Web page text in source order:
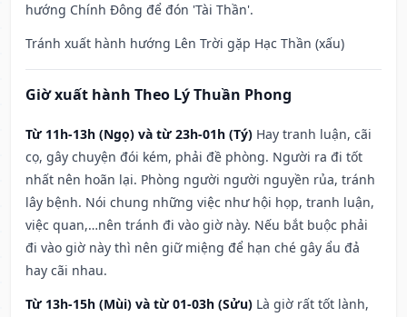
hướng Chính Đông để đón 'Tài Thần'.
Tránh xuất hành hướng Lên Trời gặp Hạc Thần (xấu)
Giờ xuất hành Theo Lý Thuần Phong
Từ 11h-13h (Ngọ) và từ 23h-01h (Tý) Hay tranh luận, cãi
cọ, gây chuyện đói kém, phải đề phòng. Người ra đi tốt
nhất nên hoãn lại. Phòng người người nguyền rủa, tránh
lây bệnh. Nói chung những việc như hội họp, tranh luận,
việc quan,…nên tránh đi vào giờ này. Nếu bắt buộc phải
đi vào giờ này thì nên giữ miệng để hạn ché gây ẩu đả
hay cãi nhau.
Từ 13h-15h (Mùi) và từ 01-03h (Sửu) Là giờ rất tốt lành,